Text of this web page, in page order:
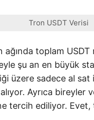
Tron USDT Verisi
toplam USDT
şu an en büyük
üzere sadece al sat
alıyor. Ayrıca
tercih ediliyor.